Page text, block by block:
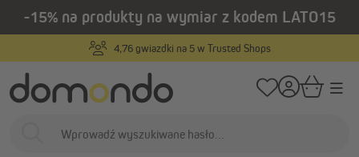
zawartości
-15% na produkty na wymiar z kodem LATO15
Produkty na wymiar
Strona główna Osłony zewnętrzne / Żagle przeciwsłoneczne /